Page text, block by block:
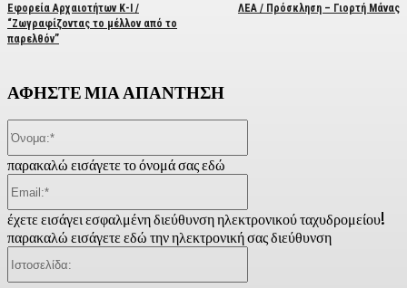
Εφορεία Αρχαιοτήτων Κ-Ι /
“Ζωγραφίζοντας το μέλλον από το
παρελθόν”
ΛΕΑ / Πρόσκληση – Γιορτή Μάνας
ΑΦΗΣΤΕ ΜΙΑ ΑΠΑΝΤΗΣΗ
παρακαλώ εισάγετε το όνομά σας εδώ
έχετε εισάγει εσφαλμένη διεύθυνση ηλεκτρονικού ταχυδρομείου!
παρακαλώ εισάγετε εδώ την ηλεκτρονική σας διεύθυνση